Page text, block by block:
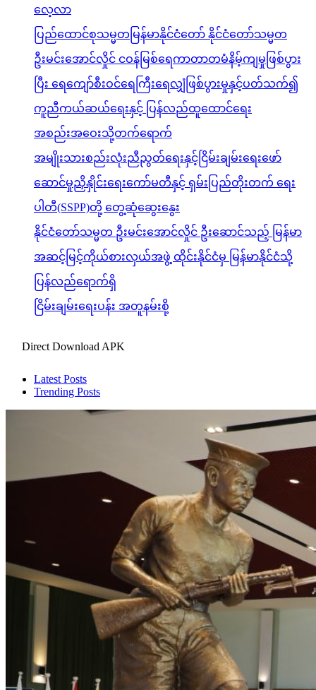
လေ့လာ
ပြည်ထောင်စုသမ္မတမြန်မာနိုင်ငံတော် နိုင်ငံတော်သမ္မတ
ဦးမင်းအောင်လှိုင် ငဝန်မြစ်ရေကာတာတမံနိမ့်ကျမှုဖြစ်ပွား
ပြီး ရေကျော်စီးဝင်ရေကြီးရေလျှံဖြစ်ပွားမှုနှင့်ပတ်သက်၍
ကူညီကယ်ဆယ်ရေးနှင့် ပြန်လည်ထူထောင်ရေး
အစည်းအဝေးသို့တက်ရောက်
အမျိုးသားစည်းလုံးညီညွတ်ရေးနှင့်ငြိမ်းချမ်းရေးဖော်
ဆောင်မှုညှိနှိုင်းရေးကော်မတီနှင့် ရှမ်းပြည်တိုးတက် ရေး
ပါတီ(SSPP)တို့ တွေ့ဆုံဆွေးနွေး
နိုင်ငံတော်သမ္မတ ဦးမင်းအောင်လှိုင် ဦးဆောင်သည့် မြန်မာ
အဆင့်မြင့်ကိုယ်စားလှယ်အဖွဲ့ ထိုင်းနိုင်ငံမှ မြန်မာနိုင်ငံသို့
ပြန်လည်ရောက်ရှိ
ငြိမ်းချမ်းရေးပန်း အတူနမ်းစို့
Direct Download APK
Latest Posts
Trending Posts